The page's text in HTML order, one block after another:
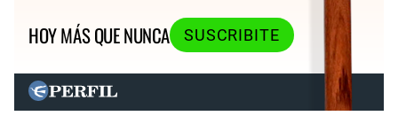
HOY MÁS QUE NUNCA
SUSCRIBITE